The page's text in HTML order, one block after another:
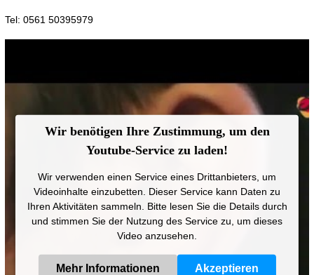
Tel: 0561 50395979
Wir benötigen Ihre Zustimmung, um den
Youtube-Service zu laden!
Wir verwenden einen Service eines Drittanbieters, um
Videoinhalte einzubetten. Dieser Service kann Daten zu
Ihren Aktivitäten sammeln. Bitte lesen Sie die Details durch
und stimmen Sie der Nutzung des Service zu, um dieses
Video anzusehen.
Mehr Informationen Akzeptieren